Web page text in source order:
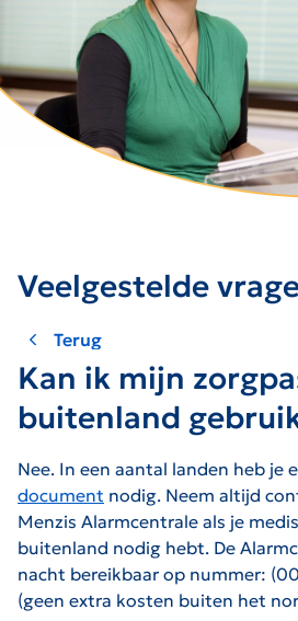
Veelgestelde
Terug
Kan ik mijn
buitenland
Nee. In een aantal landen heb je
document nodig. Neem altijd
Menzis Alarmcentrale als je
buitenland nodig hebt. De
nacht bereikbaar op nummer:
(geen extra kosten buiten het